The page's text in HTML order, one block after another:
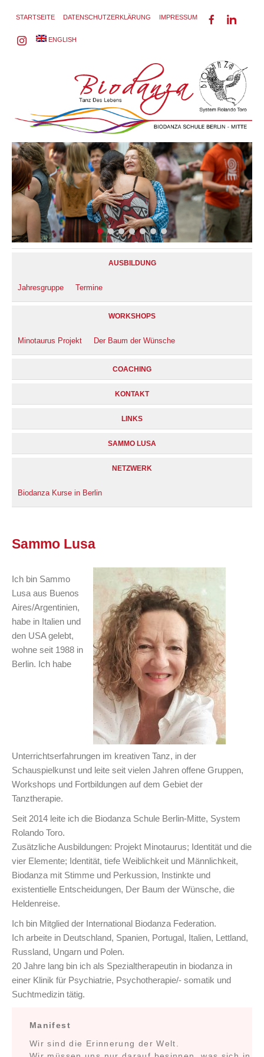
STARTSEITE DATENSCHUTZERKLÄRUNG IMPRESSUM
ENGLISH
AUSBILDUNG
Jahresgruppe Termine
WORKSHOPS
Minotaurus Projekt Der Baum der Wünsche
COACHING
KONTAKT
LINKS
SAMMO LUSA
NETZWERK
Biodanza Kurse in Berlin
Sammo Lusa
Ich bin Sammo
Lusa aus Buenos
Aires/Argentinien,
habe in Italien und
den USA gelebt,
wohne seit 1988 in
Berlin. Ich habe
Unterrichtserfahrungen im kreativen Tanz, in der
Schauspielkunst und leite seit vielen Jahren offene Gruppen,
Workshops und Fortbildungen auf dem Gebiet der
Tanztherapie.
Seit 2014 leite ich die Biodanza Schule Berlin-Mitte, System
Rolando Toro.
Zusätzliche Ausbildungen: Projekt Minotaurus; Identität und die
vier Elemente; Identität, tiefe Weiblichkeit und Männlichkeit,
Biodanza mit Stimme und Perkussion, Instinkte und
existentielle Entscheidungen, Der Baum der Wünsche, die
Heldenreise.
Ich bin Mitglied der International Biodanza Federation.
Ich arbeite in Deutschland, Spanien, Portugal, Italien, Lettland,
Russland, Ungarn und Polen.
20 Jahre lang bin ich als Spezialtherapeutin in biodanza in
einer Klinik für Psychiatrie, Psychotherapie/- somatik und
Suchtmedizin tätig.
Manifest
Wir sind die Erinnerung der Welt.